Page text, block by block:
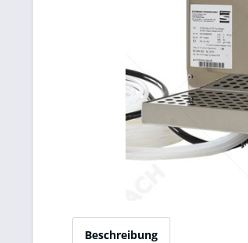
Beschreibung